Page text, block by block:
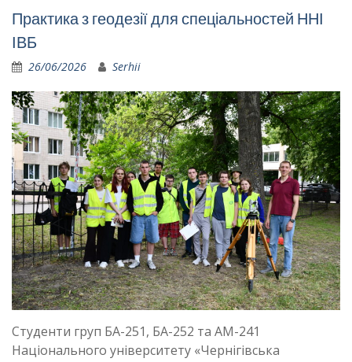
Практика з геодезії для спеціальностей ННІ
ІВБ
26/06/2026 Serhii
Студенти груп БА-251, БА-252 та АМ-241
Національного університету «Чернігівська